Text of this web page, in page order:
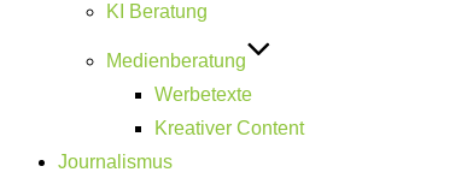
KI Beratung
Medienberatung
Werbetexte
Kreativer Content
Journalismus